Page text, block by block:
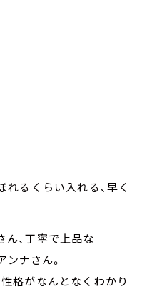
れるくらい入れる、早く
、丁寧で上品な
ナさん。
格がなんとなくわかり